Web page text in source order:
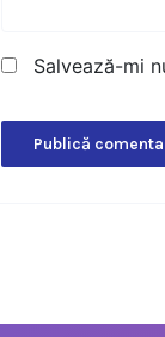
Salvează-mi